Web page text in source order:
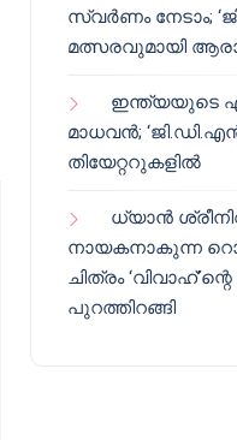
സ്വർണം നേടാം;
മത്സരവുമായി
ഇന്ത്യയുടെ
മാധവൻ;
തിയേറ്ററുകളിൽ
ധ്യാൻ
നായകനാകുന്ന
ചിത്രം
പുറത്തിറങ്ങി